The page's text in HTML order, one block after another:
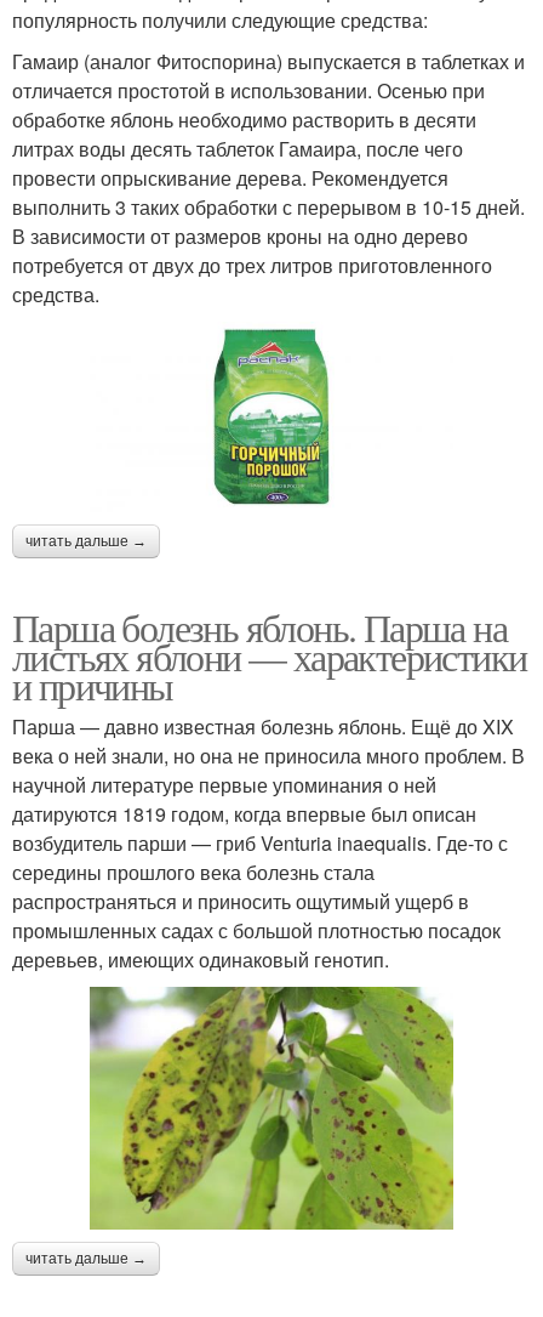
популярность получили следующие средства:
Гамаир (аналог Фитоспорина) выпускается в таблетках и
отличается простотой в использовании. Осенью при
обработке яблонь необходимо растворить в десяти
литрах воды десять таблеток Гамаира, после чего
провести опрыскивание дерева. Рекомендуется
выполнить 3 таких обработки с перерывом в 10-15 дней.
В зависимости от размеров кроны на одно дерево
потребуется от двух до трех литров приготовленного
средства.
читать дальше →
Парша болезнь яблонь. Парша на
листьях яблони — характеристики
и причины
Парша — давно известная болезнь яблонь. Ещё до XIX
века о ней знали, но она не приносила много проблем. В
научной литературе первые упоминания о ней
датируются 1819 годом, когда впервые был описан
возбудитель парши — гриб Venturia inaequalis. Где-то с
середины прошлого века болезнь стала
распространяться и приносить ощутимый ущерб в
промышленных садах с большой плотностью посадок
деревьев, имеющих одинаковый генотип.
читать дальше →